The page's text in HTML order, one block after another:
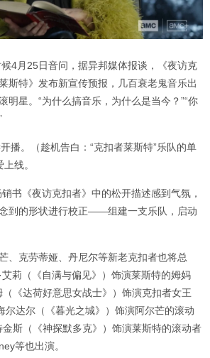
月25日音问，据异邦媒体报谈，《夜访克
斯特》发布新宣传预报，几百衰老鬼音乐出
明星。“为什么搞音乐，为什么是当今？”“你
。（趁机告白：“克扣者莱斯特”乐队的单
线。
《夜访克扣者》中的松开描述感到气氛，
到的形状进行校正——组建一支乐队，启动
克劳蒂娅、丹尼尔等新老克扣者也将总
莉（《自满与偏见》）饰演莱斯特的姆妈
《达荷好意思女战士》）饰演克扣者女王
尔达尔（《暮光之城》）饰演阿尔芒的滚动
斯（《神探默多克》）饰演莱斯特的滚动者
等也出演。